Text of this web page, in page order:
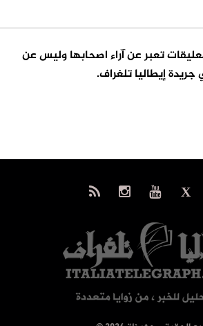
تعبر عن آراء اصحابها وليس عن
جريدة إيطاليا تلغراف.